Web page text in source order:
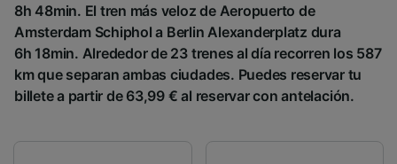
8h 48min. El tren más veloz de Aeropuerto de
Amsterdam Schiphol a Berlin Alexanderplatz dura
6h 18min. Alrededor de 23 trenes al día recorren los 587
km que separan ambas ciudades. Puedes reservar tu
billete a partir de 63,99 € al reservar con antelación.